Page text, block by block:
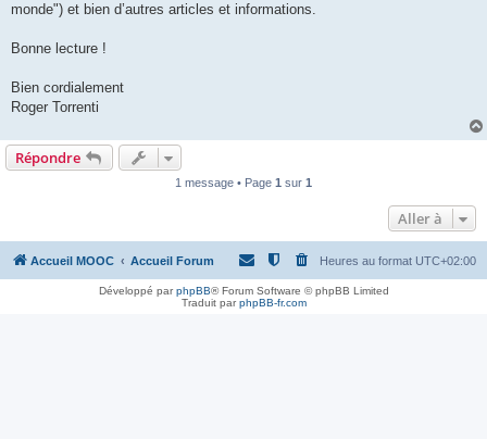
monde") et bien d’autres articles et informations.
Bonne lecture !
Bien cordialement
Roger Torrenti
Répondre
1 message • Page 1 sur 1
Aller à
Accueil MOOC Accueil Forum Heures au format UTC+02:00
Développé parphpBB® Forum Software © phpBB Limited
Traduit parphpBB-fr.com